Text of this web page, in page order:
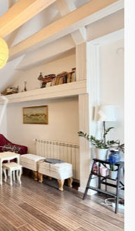
Next